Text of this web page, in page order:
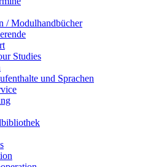
/ Modulhandbücher
Studies
und Sprachen